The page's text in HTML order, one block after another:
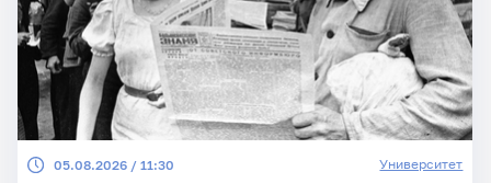
05.08.2026 / 11:30 Университет